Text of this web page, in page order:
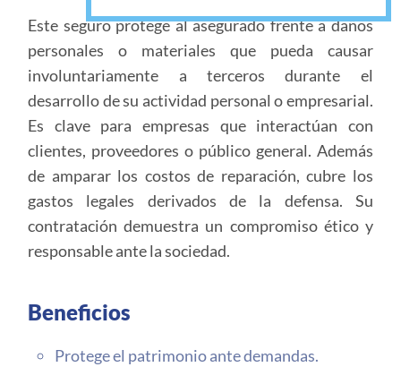
Este seguro protege al asegurado frente a daños
personales o materiales que pueda causar
involuntariamente a terceros durante el
desarrollo de su actividad personal o empresarial.
Es clave para empresas que interactúan con
clientes, proveedores o público general. Además
de amparar los costos de reparación, cubre los
gastos legales derivados de la defensa. Su
contratación demuestra un compromiso ético y
responsable ante la sociedad.
Beneficios
Protege el patrimonio ante demandas.